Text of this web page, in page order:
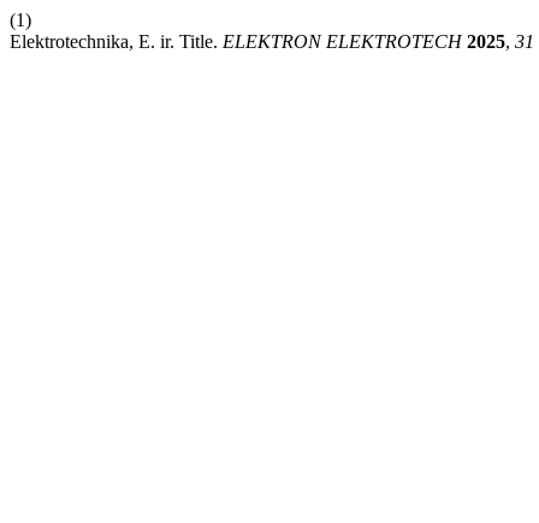
(1)
Elektrotechnika, E. ir. Title. ELEKTRON ELEKTROTECH 2025, 31